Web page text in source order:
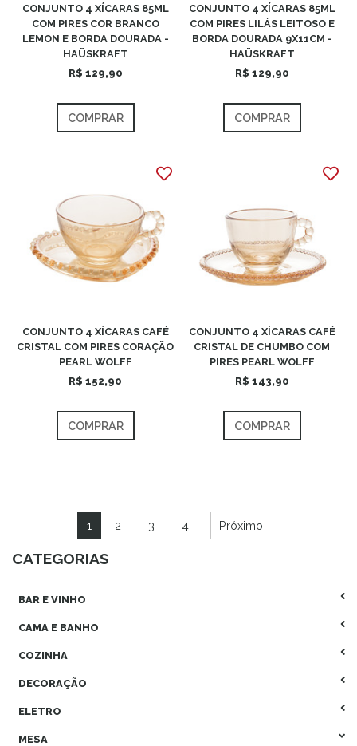
CATEGORIAS
BAR E VINHO
CAMA E BANHO
COZINHA
DECORAÇÃO
ELETRO
MESA
CONJUNTO 4 XÍCARAS 85ML
COM PIRES COR BRANCO
LEMON E BORDA DOURADA -
HAÜSKRAFT
R$ 129,90
COMPRAR
CONJUNTO 4 XÍCARAS 85ML
COM PIRES LILÁS LEITOSO E
BORDA DOURADA 9X11CM -
HAÜSKRAFT
R$ 129,90
COMPRAR
CONJUNTO 4 XÍCARAS CAFÉ
CRISTAL COM PIRES CORAÇÃO
PEARL WOLFF
R$ 152,90
COMPRAR
CONJUNTO 4 XÍCARAS CAFÉ
CRISTAL DE CHUMBO COM
PIRES PEARL WOLFF
R$ 143,90
COMPRAR
1 2 3 4 Próximo